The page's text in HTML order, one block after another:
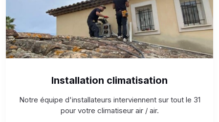
Installation climatisation
Notre équipe d'installateurs interviennent sur tout le 31
pour votre climatiseur air / air.